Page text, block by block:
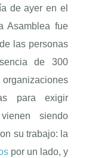
de ayer en el
Asamblea fue
las personas
de 300
para exigir
siendo
su trabajo: la
por un lado, y